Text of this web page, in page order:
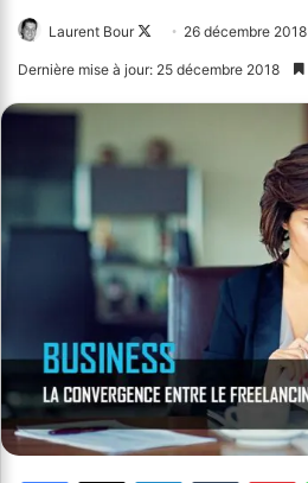
Laurent Bour
Follow26 décembre 2018
Dernière mise à jour: 25 décembre 2018